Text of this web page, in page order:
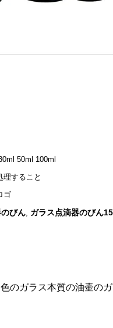
50ml 100ml
理すること
ゴ
びん, ガラス点滴器のびん
のガラス本質の油壷の